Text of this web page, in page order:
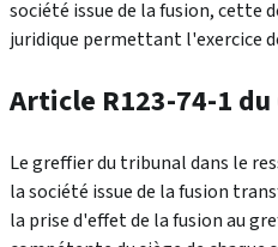
société issue de la fusion, cette
juridique permettant l'exercice
Article R123-74-1
Le greffier du tribunal dans le
la société issue de la fusion
la prise d'effet de la fusion au